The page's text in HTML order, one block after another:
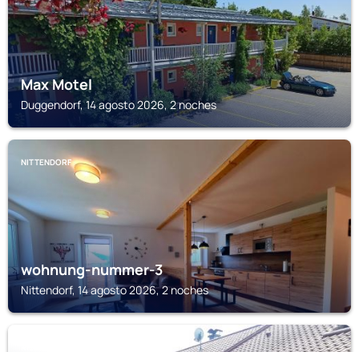
Max Motel
Duggendorf, 14 agosto 2026, 2 noches
NITTENDORF
wohnung-nummer-3
Nittendorf, 14 agosto 2026, 2 noches